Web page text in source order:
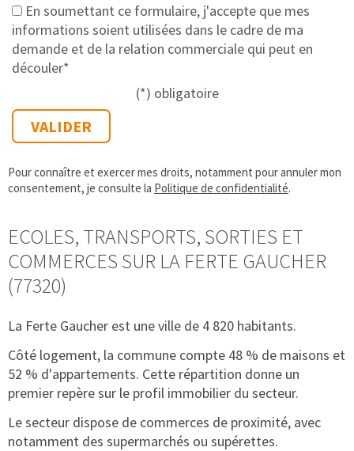
En soumettant ce formulaire, j'accepte que mes
informations soient utilisées dans le cadre de ma
demande et de la relation commerciale qui peut en
découler*
(*) obligatoire
Pour connaître et exercer mes droits, notamment pour annuler mon
consentement, je consulte la Politique de confidentialité.
ECOLES, TRANSPORTS, SORTIES ET
COMMERCES SUR LA FERTE GAUCHER
(77320)
La Ferte Gaucher est une ville de 4 820 habitants.
Côté logement, la commune compte 48 % de maisons et
52 % d'appartements. Cette répartition donne un
premier repère sur le profil immobilier du secteur.
Le secteur dispose de commerces de proximité, avec
notamment des supermarchés ou supérettes.